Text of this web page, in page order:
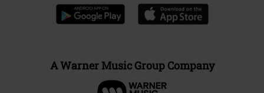
A Warner Music Group Company